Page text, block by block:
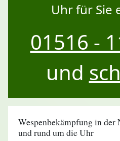
Uhr für Sie
01516 -
und
Wespenbekämpfung in der
und rund um die Uhr